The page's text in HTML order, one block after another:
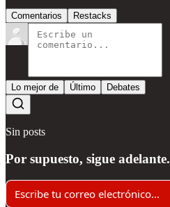
Comentarios Restacks
Lo mejor de Último Debates
Sin posts
Por supuesto, sigue adelante.